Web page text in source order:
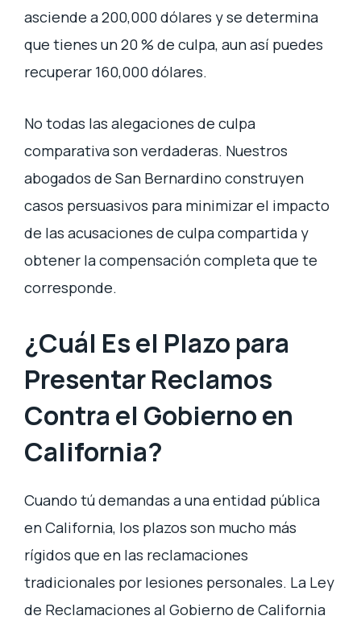
asciende a 200,000 dólares y se determina
que tienes un 20 % de culpa, aun así puedes
recuperar 160,000 dólares.
No todas las alegaciones de culpa
comparativa son verdaderas. Nuestros
abogados de San Bernardino construyen
casos persuasivos para minimizar el impacto
de las acusaciones de culpa compartida y
obtener la compensación completa que te
corresponde.
¿Cuál Es el Plazo para
Presentar Reclamos
Contra el Gobierno en
California?
Cuando tú demandas a una entidad pública
en California, los plazos son mucho más
rígidos que en las reclamaciones
tradicionales por lesiones personales. La Ley
de Reclamaciones al Gobierno de California